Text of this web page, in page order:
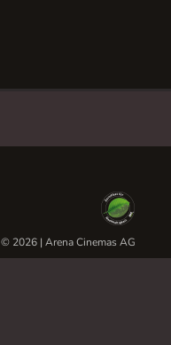
© 2026 | Arena Cinemas AG